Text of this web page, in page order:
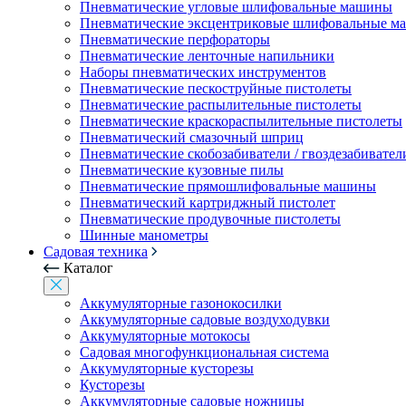
Пневматические угловые шлифовальные машины
Пневматические эксцентриковые шлифовальные
Пневматические перфораторы
Пневматические ленточные напильники
Наборы пневматических инструментов
Пневматические пескоструйные пистолеты
Пневматические распылительные пистолеты
Пневматические краскораспылительные пистолеты
Пневматический смазочный шприц
Пневматические скобозабиватели /
Пневматические кузовные пилы
Пневматические прямошлифовальные машины
Пневматический картриджный пистолет
Пневматические продувочные пистолеты
Шинные манометры
Садовая техника
Каталог
Аккумуляторные газонокосилки
Аккумуляторные садовые воздуходувки
Аккумуляторные мотокосы
Садовая многофункциональная система
Аккумуляторные кусторезы
Кусторезы
Аккумуляторные садовые ножницы